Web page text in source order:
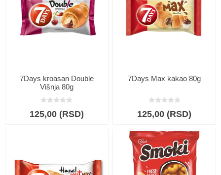
7Days kroasan Double
Višnja 80g
125,00 (RSD)
7Days Max kakao 80g
125,00 (RSD)